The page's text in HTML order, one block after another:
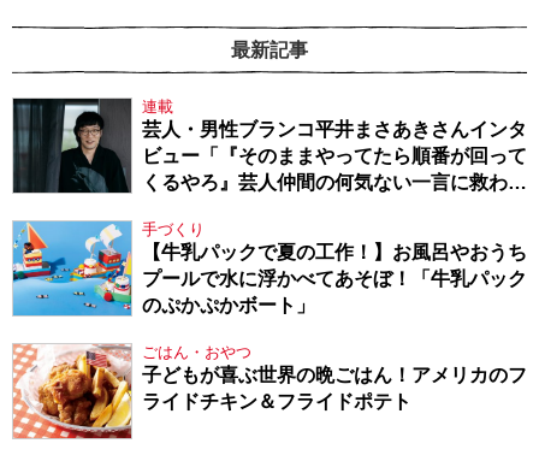
最新記事
連載
芸人・男性ブランコ平井まさあきさんインタ
ビュー「『そのままやってたら順番が回って
くるやろ』芸人仲間の何気ない一言に救われ
手づくり
【牛乳パックで夏の工作！】お風呂やおうち
プールで水に浮かべてあそぼ！「牛乳パック
のぷかぷかボート」
ごはん・おやつ
子どもが喜ぶ世界の晩ごはん！アメリカのフ
ライドチキン＆フライドポテト